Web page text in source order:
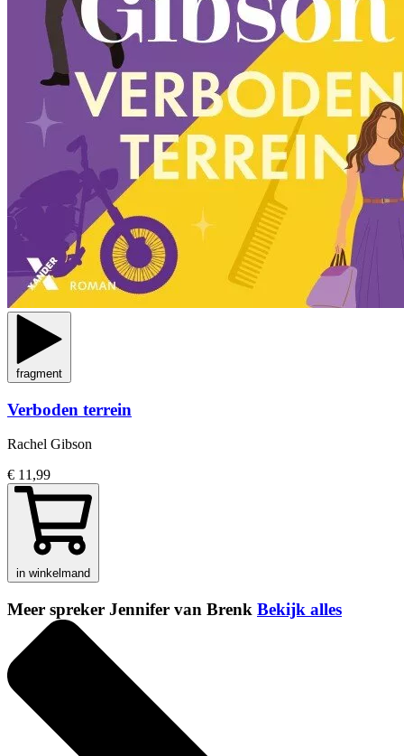
fragment
Verboden terrein
Rachel Gibson
€ 11,99
in winkelmand
Meer spreker Jennifer van Brenk Bekijk alles